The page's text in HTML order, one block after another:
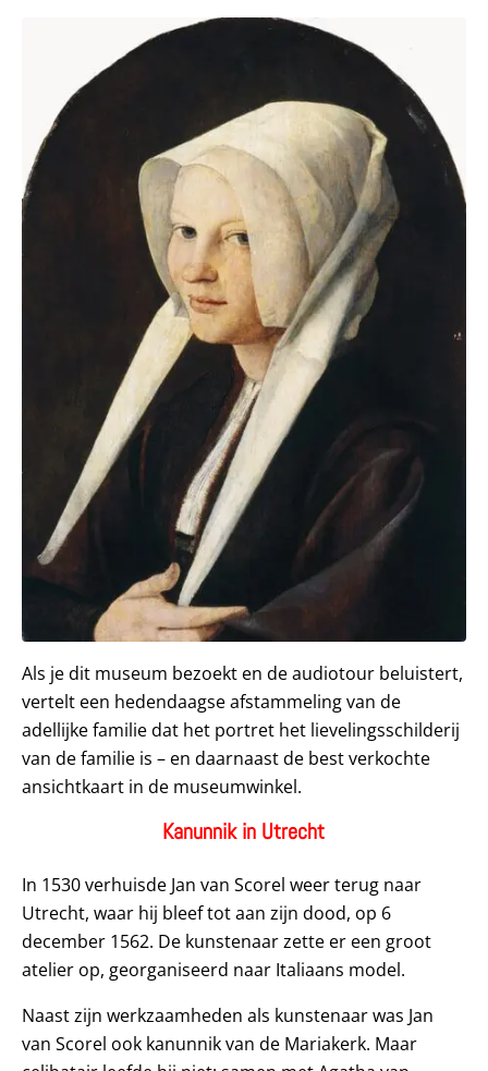
Als je dit museum bezoekt en de audiotour beluistert,
vertelt een hedendaagse afstammeling van de
adellijke familie dat het portret het lievelingsschilderij
van de familie is – en daarnaast de best verkochte
ansichtkaart in de museumwinkel.
Kanunnik in Utrecht
In 1530 verhuisde Jan van Scorel weer terug naar
Utrecht, waar hij bleef tot aan zijn dood, op 6
december 1562. De kunstenaar zette er een groot
atelier op, georganiseerd naar Italiaans model.
Naast zijn werkzaamheden als kunstenaar was Jan
van Scorel ook kanunnik van de Mariakerk. Maar